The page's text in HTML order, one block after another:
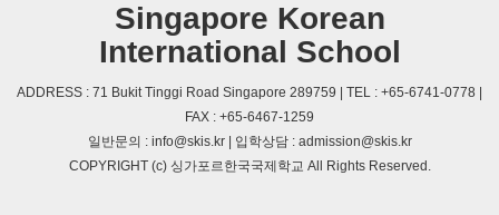
Singapore Korean
International School
ADDRESS : 71 Bukit Tinggi Road Singapore 289759 | TEL : +65-6741-0778 |
FAX : +65-6467-1259
일반문의 : info@skis.kr | 입학상담 : admission@skis.kr
COPYRIGHT (c) 싱가포르한국국제학교 All Rights Reserved.